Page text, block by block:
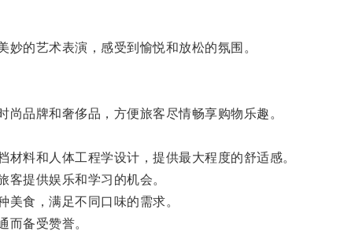
的艺术表演，感受到愉悦和放松的氛围。
品牌和奢侈品，方便旅客尽情畅享购物乐趣。
料和人体工程学设计，提供最大程度的舒适感。
提供娱乐和学习的机会。
食，满足不同口味的需求。
备受赞誉。